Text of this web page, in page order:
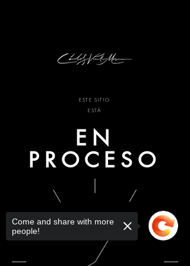
ESTE SITIO
ESTÁ
EN
PROCESO
QUÉDATE EN
Come and share with more
people!